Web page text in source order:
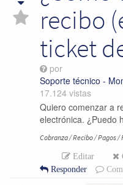
recibo
ticket
por
Soporte técnico -
17.124 vistas
Quiero comenzar a
electrónica. ¿Puedo
Cobranza / Recibo / Pagos /
Editar
Responder